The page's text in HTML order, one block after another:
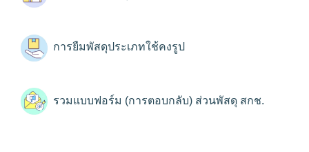
การยืมพัสดุประเภทใช้คงรูป
รวมแบบฟอร์ม (การตอบกลับ) ส่วนพัสดุ สกช.